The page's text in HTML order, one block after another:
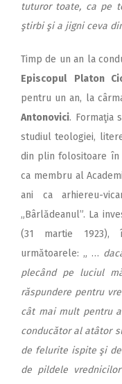
tuturor toate, ca pe
ştirbi şi a jigni ceva
Timp de un an la
Episcopul
Platon
pentru un an, la
Antonovici. Formaţia
studiul teologiei,
din plin folositoare în
ca membru al
ani ca arhiereu-
„Bârlădeanul”. La
(31 martie 1923),
următoarele: „ …
plecând pe luciul
răspundere pentru
cât mai mult pentru
conducător al atâtor
de felurite ispite şi
de pildele